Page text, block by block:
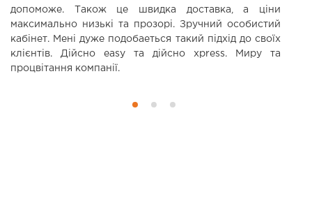
допоможе. Також це швидка доставка, а ціни
максимально низькі та прозорі. Зручний особистий
кабінет. Мені дуже подобаеться такий підхід до своїх
клієнтів. Дійсно еаsy та дійсно xpress. Миру та
процвітання компанії.